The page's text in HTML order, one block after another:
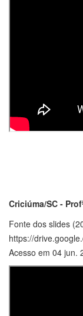
Criciúma/SC -
Fonte dos slides
https://
Acesso em 04 jun.